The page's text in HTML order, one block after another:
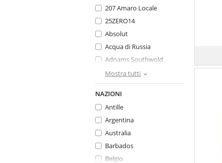
207 Amaro Locale
25ZERO14
Absolut
Acqua di Russia
Adnams Southwold
Akashi
Alberti
ALEXANDRION SABER
DISTILLERIES 1789
ALKKEMIST
Alpestre
Amarcor
Amuerte Gin
Mostra tutti
NAZIONI
Antille
Argentina
Australia
Barbados
Belgio